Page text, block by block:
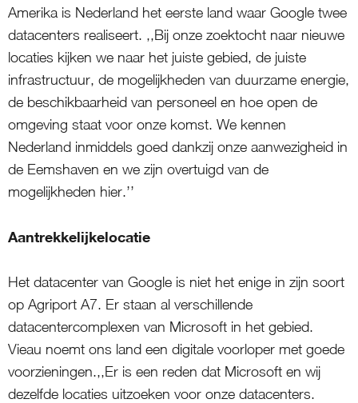
Amerika is Nederland het eerste land waar Google twee
datacenters realiseert. ,,Bij onze zoektocht naar nieuwe
locaties kijken we naar het juiste gebied, de juiste
infrastructuur, de mogelijkheden van duurzame energie,
de beschikbaarheid van personeel en hoe open de
omgeving staat voor onze komst. We kennen
Nederland inmiddels goed dankzij onze aanwezigheid in
de Eemshaven en we zijn overtuigd van de
mogelijkheden hier.’’
Aantrekkelijkelocatie
Het datacenter van Google is niet het enige in zijn soort
op Agriport A7. Er staan al verschillende
datacentercomplexen van Microsoft in het gebied.
Vieau noemt ons land een digitale voorloper met goede
voorzieningen.,,Er is een reden dat Microsoft en wij
dezelfde locaties uitzoeken voor onze datacenters.